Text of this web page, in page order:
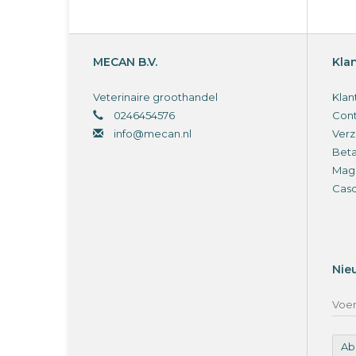
MECAN B.V.
Veterinaire groothandel
0246454576
info@mecan.nl